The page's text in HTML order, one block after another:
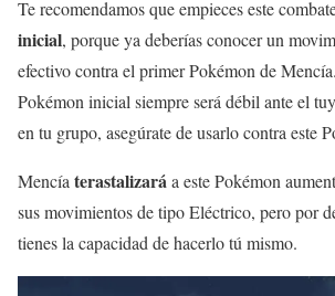
Te recomendamos que empieces este
inicial, porque ya deberías conocer un
efectivo contra el primer Pokémon de
Pokémon inicial siempre será débil ante el
en tu grupo, asegúrate de usarlo contra este
Mencía terastalizaráa este Pokémon
sus movimientos de tipo Eléctrico, pero por
tienes la capacidad de hacerlo tú mismo.